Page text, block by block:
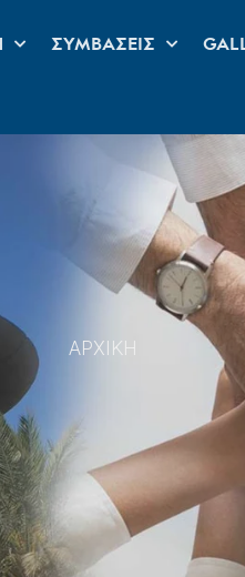
ΣΥΜΒΑΣΕΙΣ
ΑΡΧΙΚΗ